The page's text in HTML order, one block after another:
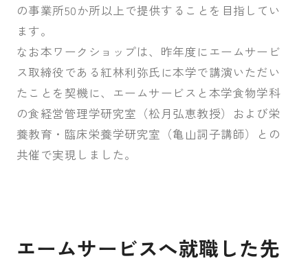
の事業所50か所以上で提供することを目指してい
ます。
なお本ワークショップは、昨年度にエームサービ
ス取締役である紅林利弥氏に本学で講演いただい
たことを契機に、エームサービスと本学食物学科
の食経営管理学研究室（松月弘恵教授）および栄
養教育・臨床栄養学研究室（亀山詞子講師）との
共催で実現しました。
エームサービスへ就職した先